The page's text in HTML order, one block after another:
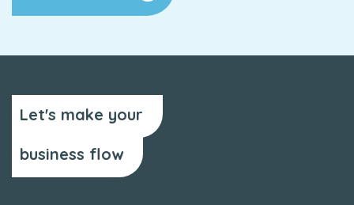
Let's make your
business flow